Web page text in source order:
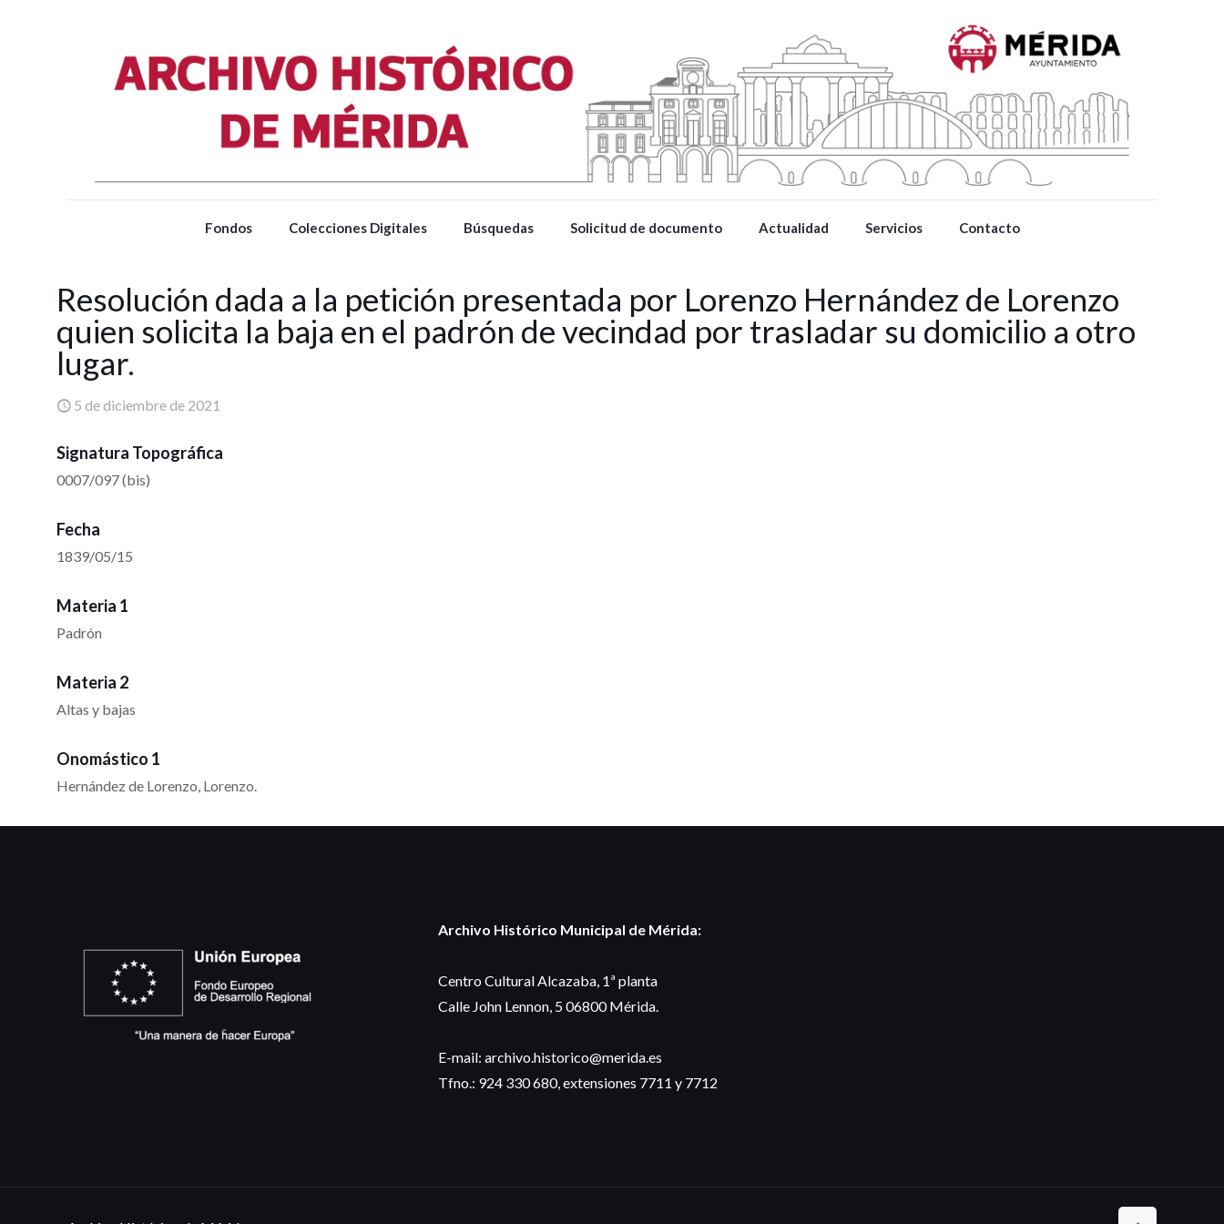
Fondos Colecciones Digitales Búsquedas Solicitud de documento Actualidad Servicios Contacto
Resolución dada a la petición presentada por Lorenzo Hernández de Lorenzo
quien solicita la baja en el padrón de vecindad por trasladar su domicilio a otro
lugar.
5 de diciembre de 2021
Signatura Topográfica
0007/097 (bis)
Fecha
1839/05/15
Materia 1
Padrón
Materia 2
Altas y bajas
Onomástico 1
Hernández de Lorenzo, Lorenzo.
Archivo Histórico Municipal de Mérida:
Centro Cultural Alcazaba, 1ª planta
Calle John Lennon, 5 06800 Mérida.
E-mail: archivo.historico@merida.es
Tfno.: 924 330 680, extensiones 7711 y 7712